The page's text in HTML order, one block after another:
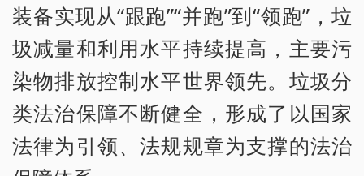
装备实现从“跟跑”“并跑”到“领跑”，垃
圾减量和利用水平持续提高，主要污
染物排放控制水平世界领先。垃圾分
类法治保障不断健全，形成了以国家
法律为引领、法规规章为支撑的法治